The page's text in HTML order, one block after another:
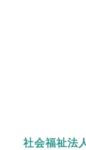
社会福祉法